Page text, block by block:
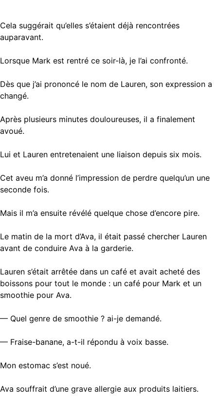
Cela suggérait qu’elles s’étaient déjà rencontrées
auparavant.
Lorsque Mark est rentré ce soir-là, je l’ai confronté.
Dès que j’ai prononcé le nom de Lauren, son expression a
changé.
Après plusieurs minutes douloureuses, il a finalement
avoué.
Lui et Lauren entretenaient une liaison depuis six mois.
Cet aveu m’a donné l’impression de perdre quelqu’un une
seconde fois.
Mais il m’a ensuite révélé quelque chose d’encore pire.
Le matin de la mort d’Ava, il était passé chercher Lauren
avant de conduire Ava à la garderie.
Lauren s’était arrêtée dans un café et avait acheté des
boissons pour tout le monde : un café pour Mark et un
smoothie pour Ava.
— Quel genre de smoothie ? ai-je demandé.
— Fraise-banane, a-t-il répondu à voix basse.
Mon estomac s’est noué.
Ava souffrait d’une grave allergie aux produits laitiers.